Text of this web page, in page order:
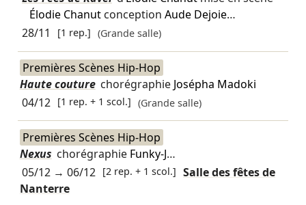
Élodie Chanutconception Aude Dejoie…
28/11
[1 rep.] (Grande salle)
Premières Scènes Hip-Hop
Haute couture chorégraphie Josépha Madoki
04/12 [1 rep. + 1 scol.] (Grande salle)
Premières Scènes Hip-Hop
Nexus chorégraphie Funky-J…
05/12→ 06/12 [2 rep. + 1 scol.] Salle des fêtes de
Nanterre